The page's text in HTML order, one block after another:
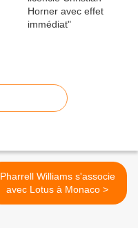
Pharrell Williams s'associe
avec Lotus à Monaco >